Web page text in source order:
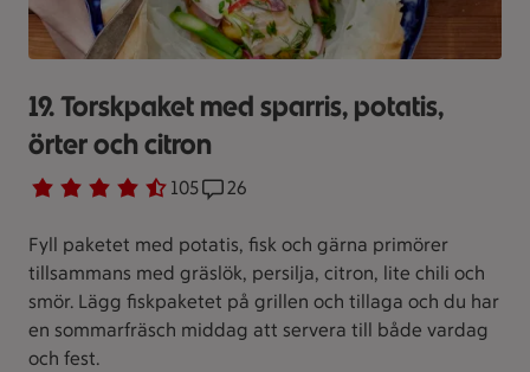
19. Torskpaket med sparris, potatis,
örter och citron
Betyg 4.4 av 5. 105
105 personer har röstatReceptet har 26 kommentarer
26
Fyll paketet med potatis, fisk och gärna primörer
tillsammans med gräslök, persilja, citron, lite chili och
smör. Lägg fiskpaketet på grillen och tillaga och du har
en sommarfräsch middag att servera till både vardag
och fest.